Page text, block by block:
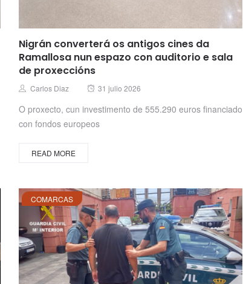
Nigrán converterá os antigos cines da
Ramallosa nun espazo con auditorio e sala
de proxeccións
Author
Carlos Diaz
Posted
31 julio 2026
O proxecto, cun investimento de 555.290 euros financiado
con fondos europeos
READ MORE
COMARCAS